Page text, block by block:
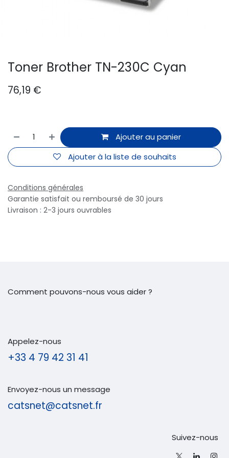
Toner Brother TN-230C Cyan
76,19 €
Ajouter au panier
Ajouter à la liste de souhaits
Conditions générales
Garantie satisfait ou remboursé de 30 jours
Livraison : 2-3 jours ouvrables
Comment pouvons-nous vous aider ?
Appelez-nous
+33 4 79 42 31 41
Envoyez-nous un message
catsnet@catsnet.fr
Suivez-nous